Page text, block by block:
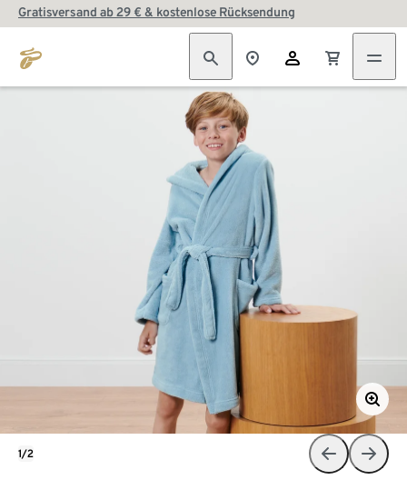
Gratisversand ab 29 € & kostenlose Rücksendung
1/2